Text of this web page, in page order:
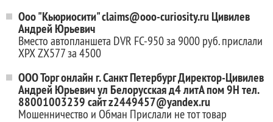
Ооо "Кьюриосити" claims@ooo-curiosity.ru Цивилев
Андрей Юрьевич
Вместо автопланшета DVR FC-950 за 9000 руб. прислали
XPX ZX577 за 4500
ООО Торг онлайн г. Санкт Петербург Директор-Цивилев
Андрей Юрьевич ул Белорусская д4 литА пом 9Н тел.
88001003239 сайт z2449457@yandex.ru
Мошенничество и Обман Прислали не тот товар